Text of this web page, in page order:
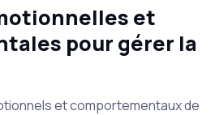
et
pour gérer la
et comportementaux de